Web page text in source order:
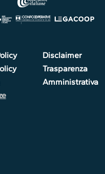
Disclaimer
Trasparenza
Amministrativa